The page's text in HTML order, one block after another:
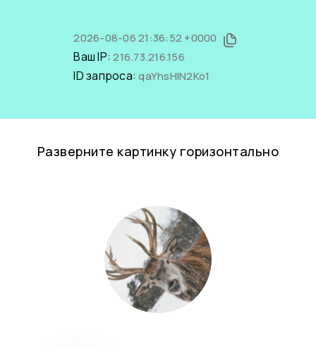
2026-08-06 21:36:52 +0000
Ваш IP:216.73.216.156
ID запроса:qaYhsHlN2Ko1
Разверните картинку горизонтально